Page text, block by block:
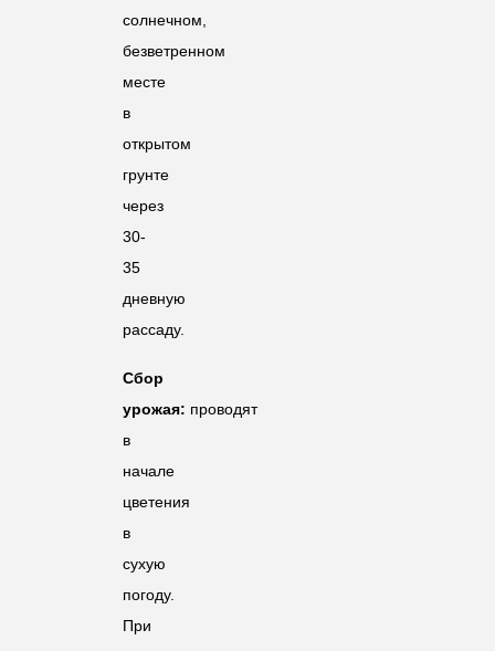
солнечном,
безветренном
месте
в
открытом
грунте
через
30-
35
дневную
рассаду.
Сбор
урожая: проводят
в
начале
цветения
в
сухую
погоду.
При